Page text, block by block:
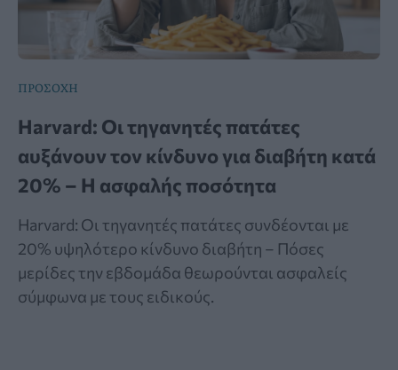
ΠΡΟΣΟΧΗ
Harvard: Οι τηγανητές πατάτες
αυξάνουν τον κίνδυνο για διαβήτη κατά
20% – Η ασφαλής ποσότητα
Harvard: Οι τηγανητές πατάτες συνδέονται με
20% υψηλότερο κίνδυνο διαβήτη – Πόσες
μερίδες την εβδομάδα θεωρούνται ασφαλείς
σύμφωνα με τους ειδικούς.